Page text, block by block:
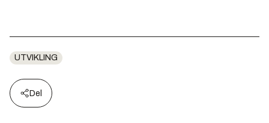
UTVIKLING
Del